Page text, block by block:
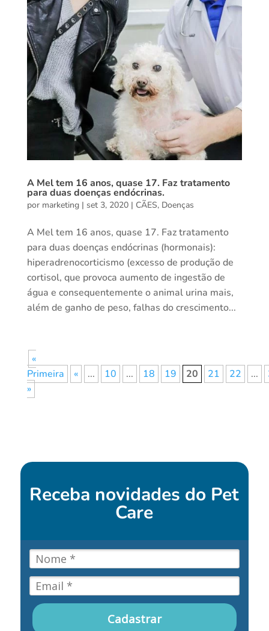
A Mel tem 16 anos, quase 17. Faz tratamento
para duas doenças endócrinas.
por marketing| set 3, 2020| CÃES, Doenças
A Mel tem 16 anos, quase 17. Faz tratamento
para duas doenças endócrinas (hormonais):
hiperadrenocorticismo (excesso de produção de
cortisol, que provoca aumento de ingestão de
água e consequentemente o animal urina mais,
além de ganho de peso, falhas do crescimento...
«
Primeira
« ... 10 ... 18 19 20 21 22 ...
»
Receba novidades do Pet
Care
Cadastrar